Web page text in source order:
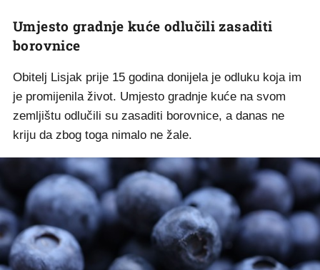
Umjesto gradnje kuće odlučili zasaditi
borovnice
Obitelj Lisjak prije 15 godina donijela je odluku koja im
je promijenila život. Umjesto gradnje kuće na svom
zemljištu odlučili su zasaditi borovnice, a danas ne
kriju da zbog toga nimalo ne žale.